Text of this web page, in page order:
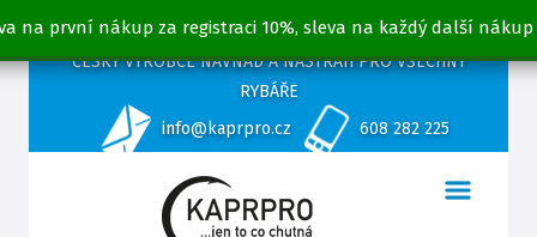
na první nákup za registraci 10%, sleva na každý další nákup
ČESKÝ VÝROBCE NÁVNAD A NÁSTRAH PRO VŠECHNY
RYBÁŘE
info@kaprpro.cz
608 282 225